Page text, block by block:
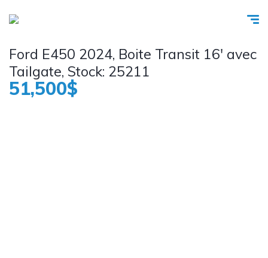
Ford E450 2024, Boite Transit 16' avec
Tailgate, Stock: 25211
51,500$